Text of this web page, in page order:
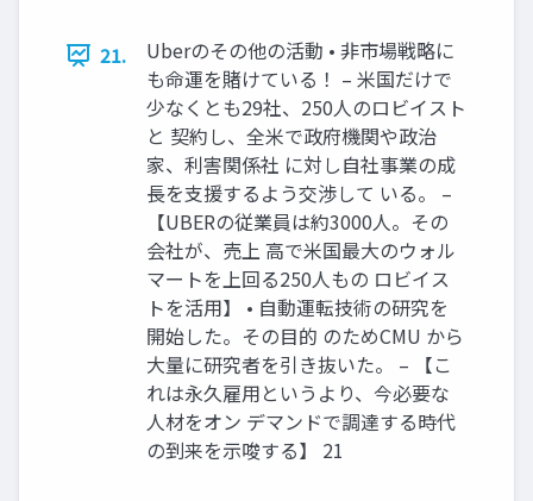
21.
Uberのその他の活動 • 非市場戦略に
も命運を賭けている！ – 米国だけで
少なくとも29社、250人のロビイスト
と 契約し、全米で政府機関や政治
家、利害関係社 に対し自社事業の成
長を支援するよう交渉して いる。 –
【UBERの従業員は約3000人。その
会社が、売上 高で米国最大のウォル
マートを上回る250人もの ロビイス
トを活用】 • 自動運転技術の研究を
開始した。その目的 のためCMU から
大量に研究者を引き抜いた。 – 【こ
れは永久雇用というより、今必要な
人材をオン デマンドで調達する時代
の到来を示唆する】 21